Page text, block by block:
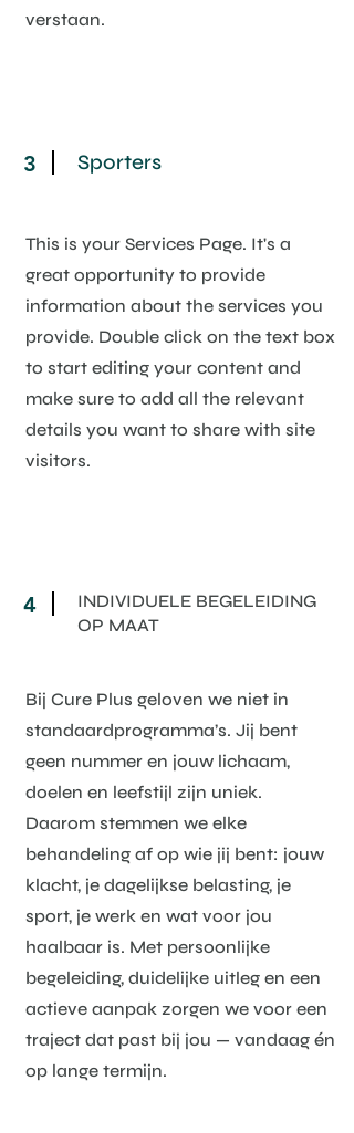
verstaan.
3 Sporters
This is your Services Page. It's a
great opportunity to provide
information about the services you
provide. Double click on the text box
to start editing your content and
make sure to add all the relevant
details you want to share with site
visitors.
4
INDIVIDUELE BEGELEIDING
OP MAAT
Bij Cure Plus geloven we niet in
standaardprogramma’s. Jij bent
geen nummer en jouw lichaam,
doelen en leefstijl zijn uniek.
Daarom stemmen we elke
behandeling af op wie jij bent: jouw
klacht, je dagelijkse belasting, je
sport, je werk en wat voor jou
haalbaar is. Met persoonlijke
begeleiding, duidelijke uitleg en een
actieve aanpak zorgen we voor een
traject dat past bij jou — vandaag én
op lange termijn.